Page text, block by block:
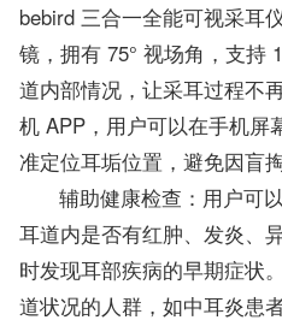
bebird 三合一全能可视采耳
镜，拥有 75° 视场角，支持
道内部情况，让采耳过程不
机 APP，用户可以在手机屏
准定位耳垢位置，避免因盲
辅助健康检查：用户可
耳道内是否有红肿、发炎、
时发现耳部疾病的早期症状
道状况的人群，如中耳炎患